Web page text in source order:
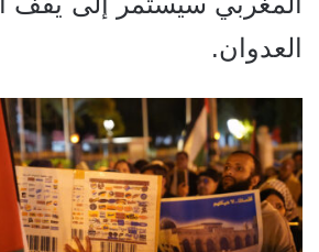
العدوان.